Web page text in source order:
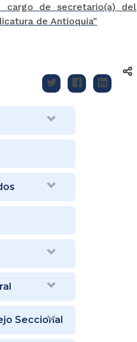
cargo de secretario(a) del
de Antioquia"
Seccional